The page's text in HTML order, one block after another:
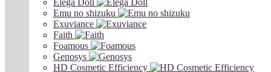
Elega Doll
Emu no shizuku
Exuviance
Faith
Foamous
Genosys
HD Cosmetic Efficiency